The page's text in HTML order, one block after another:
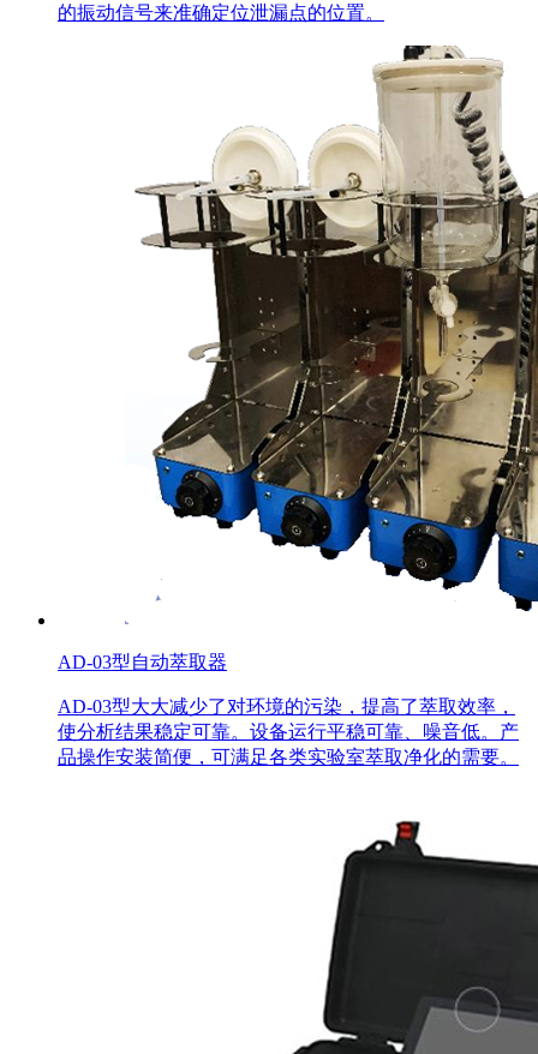
的振动信号来准确定位泄漏点的位置。
AD-03型自动萃取器
AD-03型大大减少了对环境的污染，提高了萃取效率，
使分析结果稳定可靠。设备运行平稳可靠、噪音低。产
品操作安装简便，可满足各类实验室萃取净化的需要。